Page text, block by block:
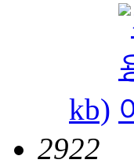
kb)
2922